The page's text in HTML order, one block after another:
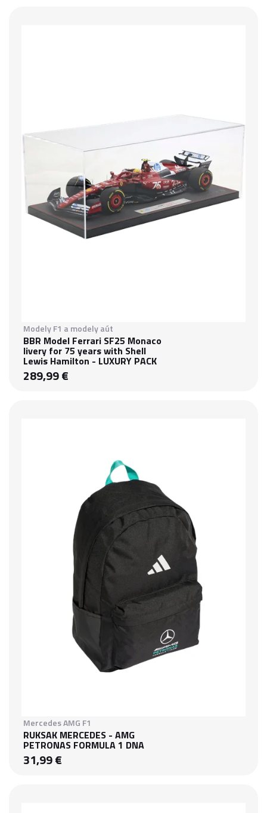
Modely F1 a modely aút
BBR Model Ferrari SF25 Monaco
livery for 75 years with Shell
Lewis Hamilton - LUXURY PACK
289,99 €
Mercedes AMG F1
RUKSAK MERCEDES - AMG
PETRONAS FORMULA 1 DNA
31,99 €